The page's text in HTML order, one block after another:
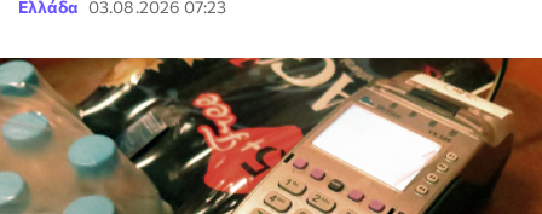
Ελλάδα 03.08.2026 07:23